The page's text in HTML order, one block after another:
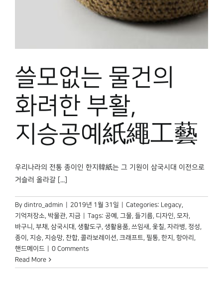
쓸모없는 물건의
화려한 부활,
지승공예 紙繩工藝
우리나라의 전통 종이인 한지韓紙는 그 기원이 삼국시대 이전으로
거슬러 올라갈 [...]
By dintro_admin 2019년 1월 31일 Categories: Legacy,
기억저장소, 박물관, 지금 Tags: 공예 , 그물, 들기름, 디자인, 모자,
바구니 , 부채 , 삼국시대 , 생활도구, 생활용품, 쓰임새 , 옻칠, 자라병, 정성,
종이 , 지승, 지승망, 찬합, 콜라보레이션, 크래프트, 필통, 한지 , 항아리 ,
핸드메이드
0 Comments
Read More